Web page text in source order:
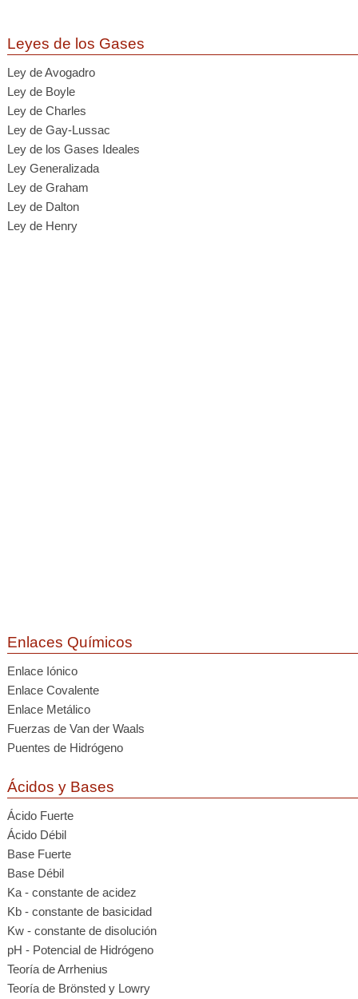
Leyes de los Gases
Ley de Avogadro
Ley de Boyle
Ley de Charles
Ley de Gay-Lussac
Ley de los Gases Ideales
Ley Generalizada
Ley de Graham
Ley de Dalton
Ley de Henry
Enlaces Químicos
Enlace Iónico
Enlace Covalente
Enlace Metálico
Fuerzas de Van der Waals
Puentes de Hidrógeno
Ácidos y Bases
Ácido Fuerte
Ácido Débil
Base Fuerte
Base Débil
Ka - constante de acidez
Kb - constante de basicidad
Kw - constante de disolución
pH - Potencial de Hidrógeno
Teoría de Arrhenius
Teoría de Brönsted y Lowry